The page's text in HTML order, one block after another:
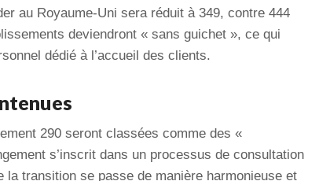
au Royaume-Uni sera réduit à 349, contre 444
deviendront « sans guichet », ce qui
dédié à l’accueil des clients.
290 seront classées comme des «
s’inscrit dans un processus de consultation
la transition se passe de manière harmonieuse et